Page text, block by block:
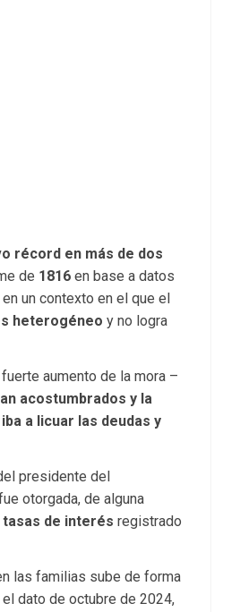
récord en más de dos
de 1816 en base a datos
un contexto en el que el
heterogéneo y no logra
aumento de la mora –
acostumbrados y la
a licuar las deudas y
presidente del
otorgada, de alguna
de interés registrado
las familias sube de forma
dato de octubre de 2024,